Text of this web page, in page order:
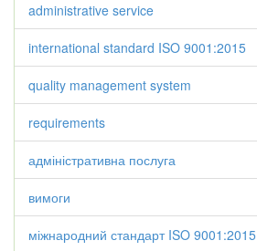
administrative service
international standard ISO 9001:2015
quality management system
requirements
адміністративна послуга
вимоги
міжнародний стандарт ISO 9001:2015